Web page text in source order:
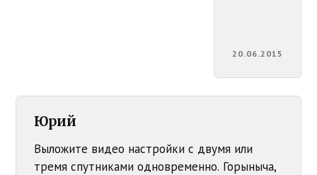
20.06.2015
Юрий
Выложите видео настройки с двумя или
тремя спутниками одновременно. Горыныча,